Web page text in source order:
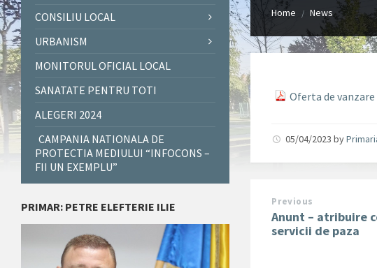
Home / News
Oferta de
05/04/2023by
Previous
Anunt – atribuire
servicii de paza
CONSILIU LOCAL
URBANISM
MONITORUL OFICIAL LOCAL
SANATATE PENTRU TOTI
ALEGERI 2024
CAMPANIA NATIONALA DE
PROTECTIA MEDIULUI “INFOCONS –
FII UN EXEMPLU”
PRIMAR: PETRE ELEFTERIE ILIE